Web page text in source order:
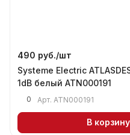
490 руб./шт
Systeme Electric
1dB белый ATN000191
0 Арт. ATN000191
В корзину